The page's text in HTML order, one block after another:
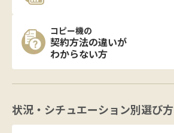
コピー機の
契約方法の違いが
わからない方
状況・シチュエーション別選び方